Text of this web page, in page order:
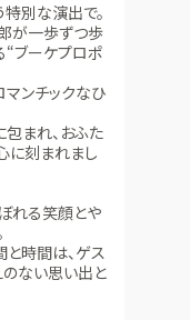
別な演出で。
が一歩ずつ歩
“ブーケプロポ
マンチックなひ
まれ、おふた
に刻まれまし
れる笑顔とや
時間は、ゲス
のない思い出と